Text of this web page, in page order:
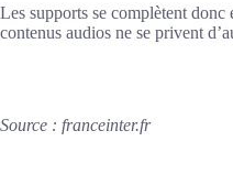
Les supports se complètent
contenus audios ne se privent
Source : franceinter.fr